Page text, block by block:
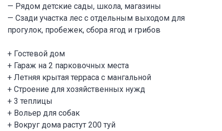
— Рядом детские сады, школа, магазины
— Сзади участка лес с отдельным выходом для
прогулок, пробежек, сбора ягод и грибов
+ Гостевой дом
+ Гараж на 2 парковочных места
+ Летняя крытая терраса с мангальной
+ Строение для хозяйственных нужд
+ 3 теплицы
+ Вольер для собак
+ Вокруг дома растут 200 туй